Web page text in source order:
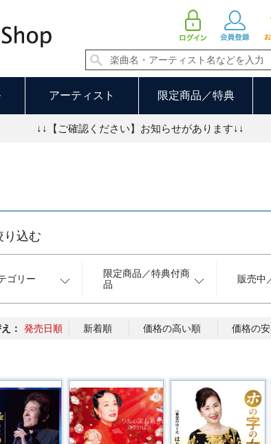
アーティスト 限定商品／特典
↓↓【ご確認ください】お知らせがあります↓↓
り込む
ゴリー
限定商品／特典付商
品
販売中
： 発売日順 新着順 価格の高い順 価格の